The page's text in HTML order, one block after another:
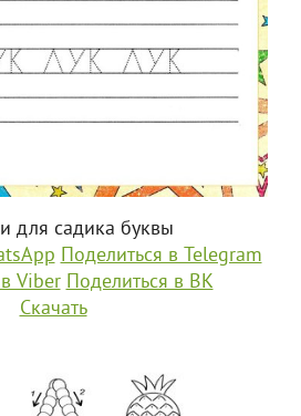
для садика буквы
Поделиться в Telegram
Viber Поделиться в ВК
Скачать